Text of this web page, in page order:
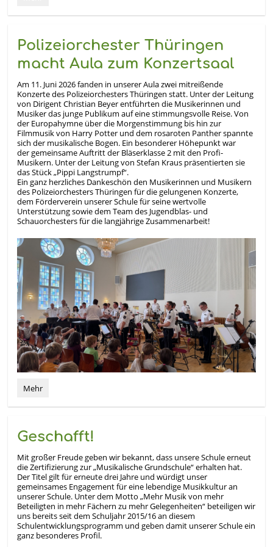
für
Grundschule!:
Polizeiorchester Thüringen
macht Aula zum Konzertsaal
Am 11. Juni 2026 fanden in unserer Aula zwei mitreißende
Konzerte des Polizeiorchesters Thüringen statt. Unter der Leitung
von Dirigent Christian Beyer entführten die Musikerinnen und
Musiker das junge Publikum auf eine stimmungsvolle Reise. Von
der Europahymne über die Morgenstimmung bis hin zur
Filmmusik von Harry Potter und dem rosaroten Panther spannte
sich der musikalische Bogen. Ein besonderer Höhepunkt war
der gemeinsame Auftritt der Bläserklasse 2 mit den Profi-
Musikern. Unter der Leitung von Stefan Kraus präsentierten sie
das Stück „Pippi Langstrumpf“.
Ein ganz herzliches Dankeschön den Musikerinnen und Musikern
des Polizeiorchesters Thüringen für die gelungenen Konzerte,
dem Förderverein unserer Schule für seine wertvolle
Unterstützung sowie dem Team des Jugendblas- und
Schauorchesters für die langjährige Zusammenarbeit!
Polizeiorchester
macht
zum
Konzertsaal:
Mehr
Geschafft!
Mit großer Freude geben wir bekannt, dass unsere Schule erneut
die Zertifizierung zur „Musikalische Grundschule“ erhalten hat.
Der Titel gilt für erneute drei Jahre und würdigt unser
gemeinsames Engagement für eine lebendige Musikkultur an
unserer Schule. Unter dem Motto „Mehr Musik von mehr
Beteiligten in mehr Fächern zu mehr Gelegenheiten“ beteiligen wir
uns bereits seit dem Schuljahr 2015/16 an diesem
Schulentwicklungsprogramm und geben damit unserer Schule ein
ganz besonderes Profil.